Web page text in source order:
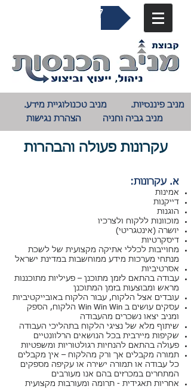
04-9823027​
מניב פיננסיות.מניב טכנולוגיית מידע.
מניב גביה וחניה
הצהרת נגישות
עקרונות פעולה והבהרות
א. עקרונות:
אמינות
דייקנות
הוגנות
מוכוונות ללקוח ולצרכיו
יושרה (אינטגריטי)
דיסקרטיות
מחוייבות לכללי אתיקה מקצועית של לשכת
מנתחי מערכות מידע ממוחשבות במדינת ישראל
אסרטיביות
עבודה בהתאם לזמן מתוכנן – פעיליות מתוכננות
מראש ומבוצעות בזמן המתוכנן
עובדים אצל הלקוח, עבור הלקוח באובייקטיביות
עסקים עושים ב Win Win Win הלקוח, הספק
ומניב יצאו נשכרים מהעבודה
שיתוף מלא של נציגי הלקוח בתהליכי העבודה
שקיפות מיירבית בכל הנושאים הרלוונטיים
פעולה בהתאם להנחיות רגולטוריות ומשפטיות
תמורה מקבלים אך ורק מהלקוח – אין מקבלים
כל עבודה או תמורה ישירה או עקיפה מספקים
המתחרים במכרזים בהם אנו מעורבים
אחריות תאגידית - תרומה ומעורבות מקצועית